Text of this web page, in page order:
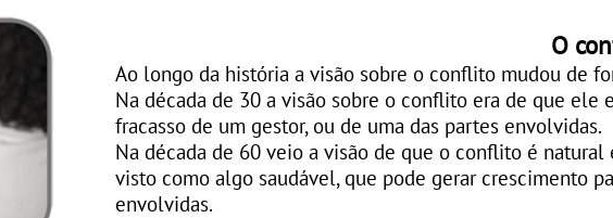
O
Ao longo da história a visão sobre o conflito mudou de
Na década de 30 a visão sobre o conflito era de que ele
fracasso de um gestor, ou de uma das partes envolvidas.
Na década de 60 veio a visão de que o conflito é
visto como algo saudável, que pode gerar crescimento
envolvidas.